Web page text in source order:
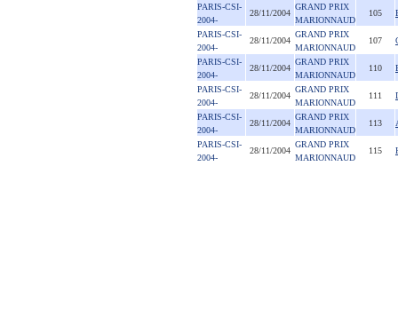
PARIS-CSI-
2004-
28/11/2004
GRAND PRIX
MARIONNAUD
105
PARIS-CSI-
2004-
28/11/2004
GRAND PRIX
MARIONNAUD
107
PARIS-CSI-
2004-
28/11/2004
GRAND PRIX
MARIONNAUD
110
PARIS-CSI-
2004-
28/11/2004
GRAND PRIX
MARIONNAUD
111
PARIS-CSI-
2004-
28/11/2004
GRAND PRIX
MARIONNAUD
113
PARIS-CSI-
2004-
28/11/2004
GRAND PRIX
MARIONNAUD
115